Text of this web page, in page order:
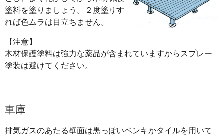
塗料を塗りましょう。２度塗りす
れば色ムラは目立ちません。
【注意】
木材保護塗料は強力な薬品が含まれていますからスプレー
塗装は避けてください。
車庫
排気ガスのあたる壁面は黒っぽいペンキかタイルを用いて